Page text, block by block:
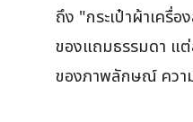
ถึง "กระเป๋าผ้าเครื่อ
ของแถมธรรมดา แ
ของภาพลักษณ์ ควา